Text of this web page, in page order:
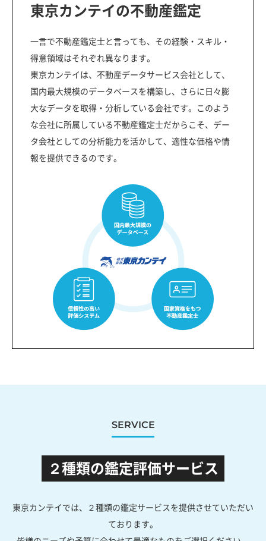
東京カンテイの不動産鑑定
一言で不動産鑑定士と言っても、その経験・スキル・
得意領域はそれぞれ異なります。
東京カンテイは、不動産データサービス会社として、
国内最大規模のデータベースを構築し、さらに日々膨
大なデータを取得・分析している会社です。このよう
な会社に所属している不動産鑑定士だからこそ、デー
タ会社としての分析能力を活かして、適性な価格や情
報を提供できるのです。
SERVICE
２種類の鑑定評価サービス
東京カンテイでは、２種類の鑑定サービスを提供させていただい
ております。